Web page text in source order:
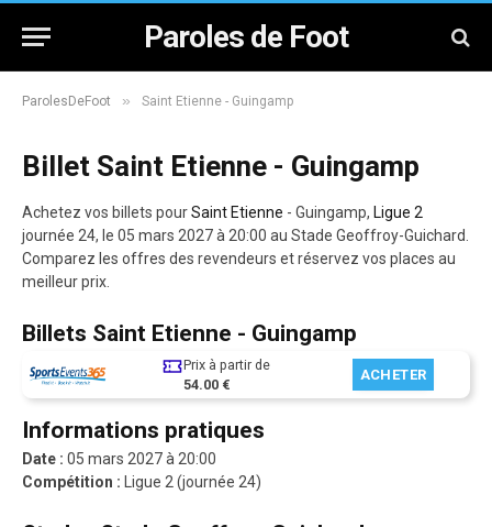
Paroles de Foot
ParolesDeFoot » Saint Etienne - Guingamp
Billet Saint Etienne - Guingamp
Achetez vos billets pourSaint Etienne - Guingamp, Ligue 2
journée 24, le 05 mars 2027 à 20:00 au Stade Geoffroy-Guichard.
Comparez les offres des revendeurs et réservez vos places au
meilleur prix.
Billets Saint Etienne - Guingamp
Prix à partir de
54.00 €
ACHETER
Informations pratiques
Date : 05 mars 2027 à 20:00
Compétition : Ligue 2 (journée 24)